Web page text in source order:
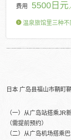
费用 5500日元
温泉旅馆里三种
日本 广岛县福山市鞆町
（一）从广岛站搭乘
（需提前预约）
（二）从广岛机场搭乘